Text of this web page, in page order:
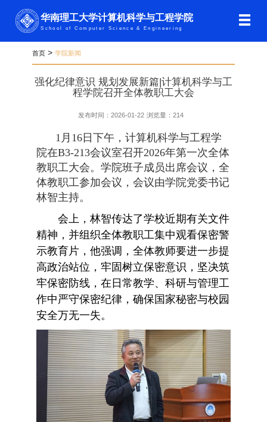
华南理工大学计算机科学与工程学院
School of Computer Science & Engineering
首页> 学院新闻
强化纪律意识 规划发展新篇|计算机科学与工
程学院召开全体教职工大会
发布时间：2026-01-22 浏览量：214
1月16日下午，计算机科学与工程学
院在B3-213会议室召开2026年第一次全体
教职工大会。学院班子成员出席会议，全
体教职工参加会议，会议由学院党委书记
林智主持。
会上，林智传达了学校近期有关文件
精神，并组织全体教职工集中观看保密警
示教育片，他强调，全体教师要进一步提
高政治站位，牢固树立保密意识，坚决筑
牢保密防线，在日常教学、科研与管理工
作中严守保密纪律，确保国家秘密与校园
安全万无一失。